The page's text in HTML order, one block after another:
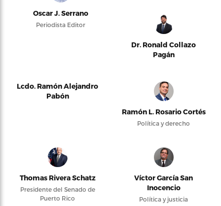
Oscar J. Serrano
Periodista Editor
Dr. Ronald Collazo
Pagán
Lcdo. Ramón Alejandro
Pabón
Ramón L. Rosario Cortés
Política y derecho
Thomas Rivera Schatz
Presidente del Senado de
Puerto Rico
Víctor García San
Inocencio
Política y justicia